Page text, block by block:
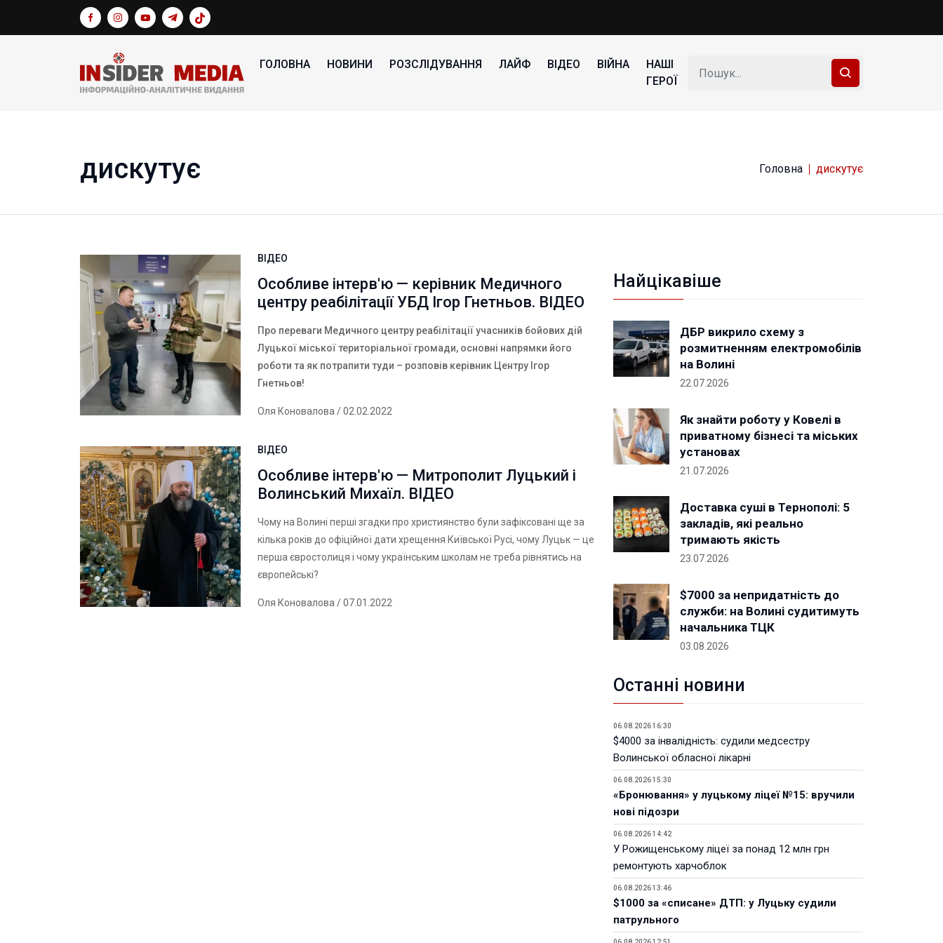
ГОЛОВНА НОВИНИ РОЗСЛІДУВАННЯ ЛАЙФ ВІДЕО ВІЙНА
НАШІ
ГЕРОЇ
дискутує Головна дискутує
ВІДЕО
Особливе інтерв'ю — керівник Медичного
центру реабілітації УБД Ігор Гнетньов. ВІДЕО
Про переваги Медичного центру реабілітації учасників бойових дій
Луцької міської територіальної громади, основні напрямки його
роботи та як потрапити туди – розповів керівник Центру Ігор
Гнетньов!
Оля Коновалова / 02.02.2022
ВІДЕО
Особливе інтерв'ю — Митрополит Луцький і
Волинський Михаїл. ВІДЕО
Чому на Волині перші згадки про християнство були зафіксовані ще за
кілька років до офіційної дати хрещення Київської Русі, чому Луцьк — це
перша євростолиця і чому українським школам не треба рівнятись на
європейські?
Оля Коновалова / 07.01.2022
Найцікавіше
ДБР викрило схему з
розмитненням електромобілів
на Волині
22.07.2026
Як знайти роботу у Ковелі в
приватному бізнесі та міських
установах
21.07.2026
Доставка суші в Тернополі: 5
закладів, які реально
тримають якість
23.07.2026
$7000 за непридатність до
служби: на Волині судитимуть
начальника ТЦК
03.08.2026
Останні новини
06.08.2026 16:30
$4000 за інвалідність: судили медсестру
Волинської обласної лікарні
06.08.2026 15:30
«Бронювання» у луцькому ліцеї №15: вручили
нові підозри
06.08.2026 14:42
У Рожищенському ліцеї за понад 12 млн грн
ремонтують харчоблок
06.08.2026 13:46
$1000 за «списане» ДТП: у Луцьку судили
патрульного